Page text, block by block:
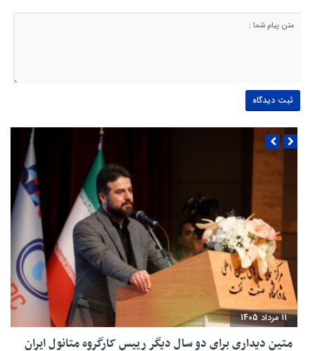
11 مرداد 1405
متین دیداری برای دو سال دیگر رییس کارگروه متانول ایران